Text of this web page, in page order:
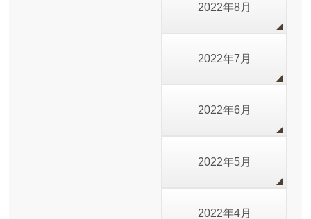
2022年8月
2022年7月
2022年6月
2022年5月
2022年4月